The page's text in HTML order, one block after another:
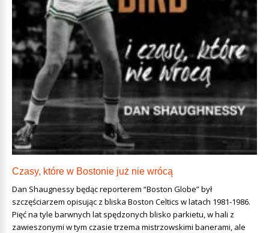
Czasy, które w Bostonie już nie wrócą
Dan Shaugnessy będąc reporterem “Boston Globe” był
szczęściarzem opisując z bliska Boston Celtics w latach 1981-1986.
Pięć na tyle barwnych lat spędzonych blisko parkietu, w hali z
zawieszonymi w tym czasie trzema mistrzowskimi banerami, ale